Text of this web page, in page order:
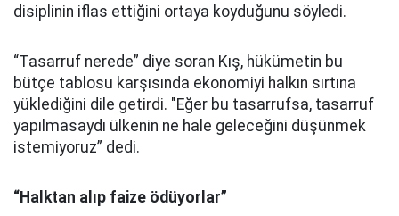
disiplinin iflas ettiğini ortaya koyduğunu söyledi.
“Tasarruf nerede” diye soran Kış, hükümetin bu
bütçe tablosu karşısında ekonomiyi halkın sırtına
yüklediğini dile getirdi. "Eğer bu tasarrufsa, tasarruf
yapılmasaydı ülkenin ne hale geleceğini düşünmek
istemiyoruz” dedi.
“Halktan alıp faize ödüyorlar”